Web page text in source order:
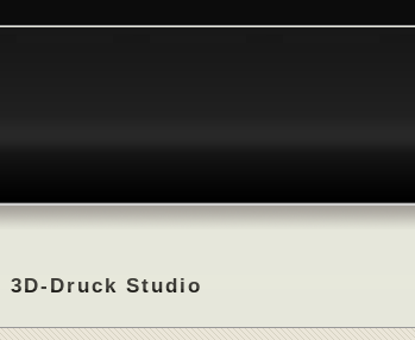
3D-Druck Studio